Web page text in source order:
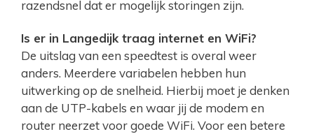
razendsnel dat er mogelijk storingen zijn.
Is er in Langedijk traag internet en WiFi?
De uitslag van een speedtest is overal weer
anders. Meerdere variabelen hebben hun
uitwerking op de snelheid. Hierbij moet je denken
aan de UTP-kabels en waar jij de modem en
router neerzet voor goede WiFi. Voor een betere